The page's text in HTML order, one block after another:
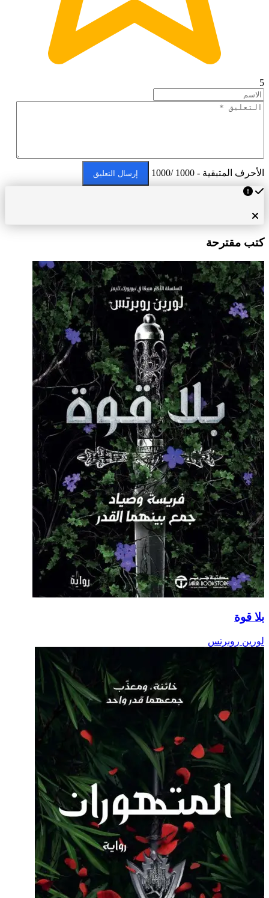
5
الأحرف المتبقية - 1000 /1000 إرسال التعليق
كتب مقترحة
بلا قوة
لورين روبرتس